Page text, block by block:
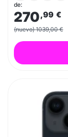
de:
270,99 €
(nuevo) 1039,00 €